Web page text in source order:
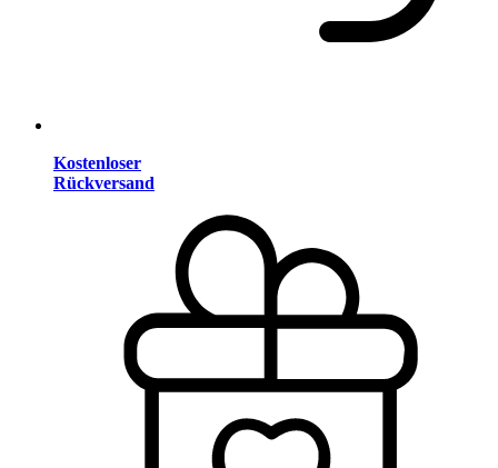
Kostenloser
Rückversand